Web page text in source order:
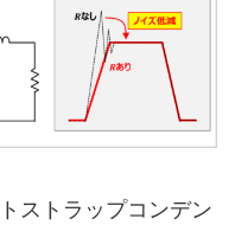
ストラップコンデン